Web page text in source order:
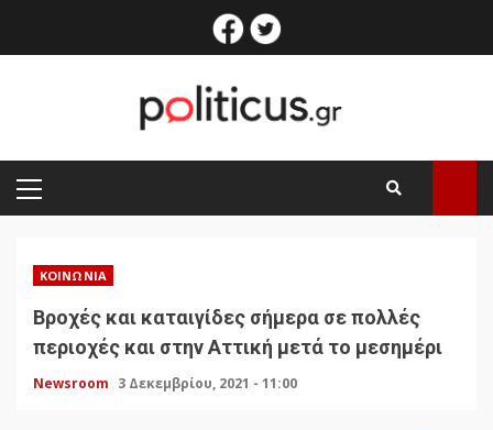
facebook
PRIMARY
MENU
ΚΟΙΝΩΝΊΑ
Βροχές και καταιγίδες σήμερα σε πολλές
περιοχές και στην Αττική μετά το μεσημέρι
Newsroom 3 Δεκεμβρίου, 2021 - 11:00